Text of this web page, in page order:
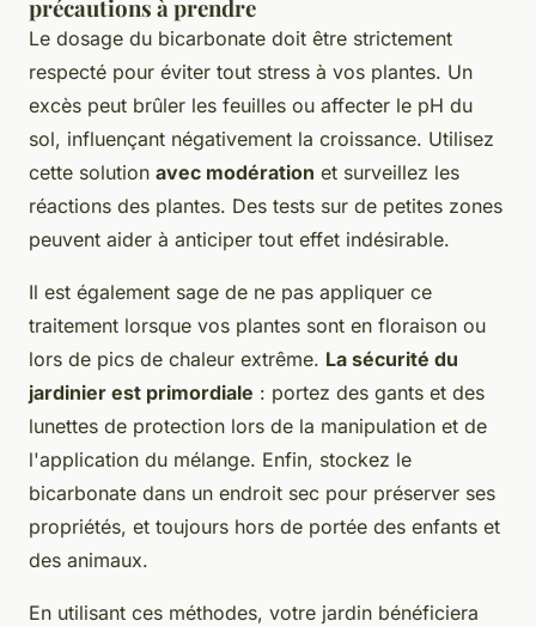
précautions à prendre
Le dosage du bicarbonate doit être strictement
respecté pour éviter tout stress à vos plantes. Un
excès peut brûler les feuilles ou affecter le pH du
sol, influençant négativement la croissance. Utilisez
cette solution avec modération et surveillez les
réactions des plantes. Des tests sur de petites zones
peuvent aider à anticiper tout effet indésirable.
Il est également sage de ne pas appliquer ce
traitement lorsque vos plantes sont en floraison ou
lors de pics de chaleur extrême. La sécurité du
jardinier est primordiale : portez des gants et des
lunettes de protection lors de la manipulation et de
l'application du mélange. Enfin, stockez le
bicarbonate dans un endroit sec pour préserver ses
propriétés, et toujours hors de portée des enfants et
des animaux.
En utilisant ces méthodes, votre jardin bénéficiera